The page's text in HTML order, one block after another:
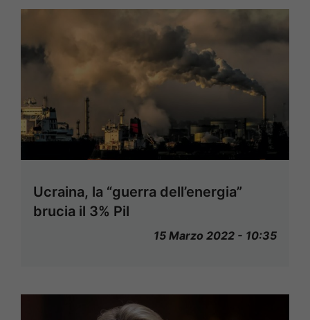
Ucraina, la “guerra dell’energia”
brucia il 3% Pil
15 Marzo 2022 - 10:35